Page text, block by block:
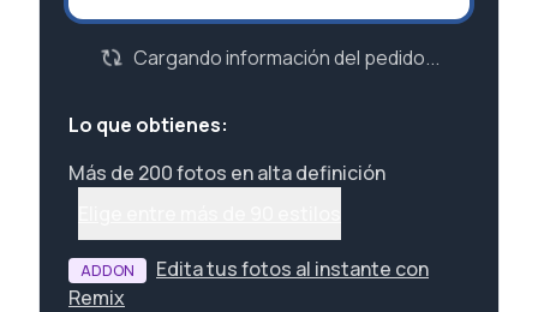
Cargando información del pedido...
Lo que obtienes:
Más de 200 fotos en alta definición
ADDON
Edita tus fotos al instante con
Remix